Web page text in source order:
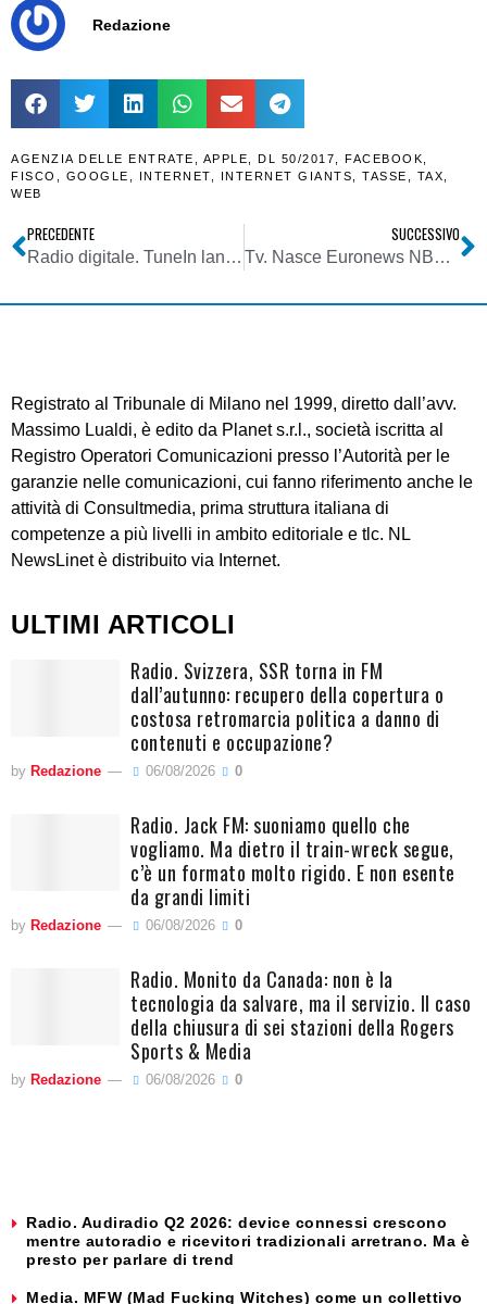
Redazione
AGENZIA DELLE ENTRATE APPLE DL 50/2017 FACEBOOK
FISCO
GOOGLE INTERNET INTERNET GIANTS TASSE TAX
WEB
PRECEDENTE
Radio digitale. TuneIn lancia le “one of a kind radio”
SUCCESSIVO
Tv. Nasce Euronews NBC: notizie in multipiattaforma (DTT, sat, IP)
Registrato al Tribunale di Milano nel 1999, diretto dall’avv.
Massimo Lualdi, è edito da Planet s.r.l., società iscritta al
Registro Operatori Comunicazioni presso l’Autorità per le
garanzie nelle comunicazioni, cui fanno riferimento anche le
attività di Consultmedia, prima struttura italiana di
competenze a più livelli in ambito editoriale e tlc. NL
NewsLinet è distribuito via Internet.
ULTIMI ARTICOLI
Radio. Svizzera, SSR torna in FM
dall’autunno: recupero della copertura o
costosa retromarcia politica a danno di
contenuti e occupazione?
by Redazione 06/08/2026 0
Radio. Jack FM: suoniamo quello che
vogliamo. Ma dietro il train-wreck segue,
c’è un formato molto rigido. E non esente
da grandi limiti
by Redazione 06/08/2026 0
Radio. Monito da Canada: non è la
tecnologia da salvare, ma il servizio. Il caso
della chiusura di sei stazioni della Rogers
Sports & Media
by Redazione 06/08/2026 0
Radio. Audiradio Q2 2026: device connessi crescono
mentre autoradio e ricevitori tradizionali arretrano. Ma è
presto per parlare di trend
Media. MFW (Mad Fucking Witches) come un collettivo